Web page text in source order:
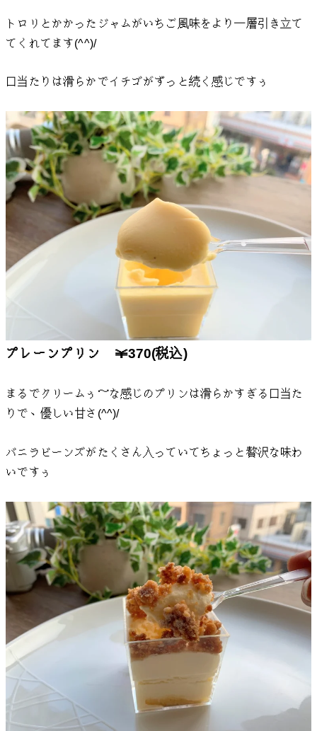
トロリとかかったジャムがいちご風味をより一層引き立て
てくれてます(^^)/
口当たりは滑らかでイチゴがずっと続く感じですぅ
プレーンプリン ￥370(税込)
まるでクリームぅ～な感じのプリンは滑らかすぎる口当た
りで、優しい甘さ(^^)/
バニラビーンズがたくさん入っていてちょっと贅沢な味わ
いですぅ